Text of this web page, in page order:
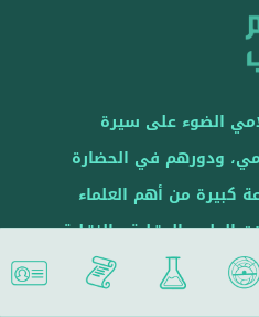
الضوء على سيرة
ودورهم في الحضارة
كبيرة من أهم العلماء
العقلية والنقلية.